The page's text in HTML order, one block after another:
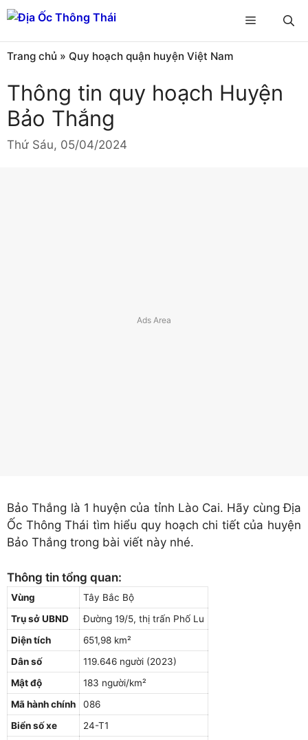
Chuyển
đến
nội
dung
Menu
Trang chủ » Quy hoạch quận huyện Việt Nam
Thông tin quy hoạch Huyện
Bảo Thắng
Thứ Sáu, 05/04/2024
Bảo Thắng là 1 huyện của tỉnh Lào Cai. Hãy cùng Địa
Ốc Thông Thái tìm hiểu quy hoạch chi tiết của huyện
Bảo Thắng trong bài viết này nhé.
Thông tin tổng quan:
Vùng
Tây Bắc Bộ
Trụ sở UBND
Đường 19/5, thị trấn Phố Lu
Diện tích
651,98 km²
Dân số
119.646 người (2023)
Mật độ
183 người/km²
Mã hành chính
086
Biển số xe
24-T1